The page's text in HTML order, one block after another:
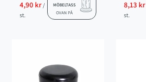
4,90 kr /
st.
MÖBELTASS
OVAN PÅ
8,13 kr
st.